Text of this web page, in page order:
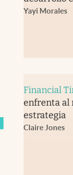
Yayi Morales
Financial
enfrenta al
estrategia
Claire Jones